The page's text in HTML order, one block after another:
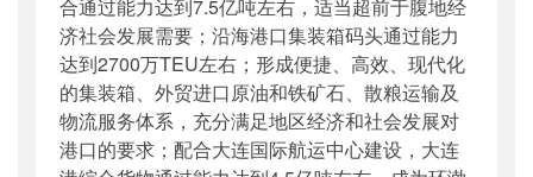
合通过能力达到7.5亿吨左右，适当超前于腹地经
济社会发展需要；沿海港口集装箱码头通过能力
达到2700万TEU左右；形成便捷、高效、现代化
的集装箱、外贸进口原油和铁矿石、散粮运输及
物流服务体系，充分满足地区经济和社会发展对
港口的要求；配合大连国际航运中心建设，大连